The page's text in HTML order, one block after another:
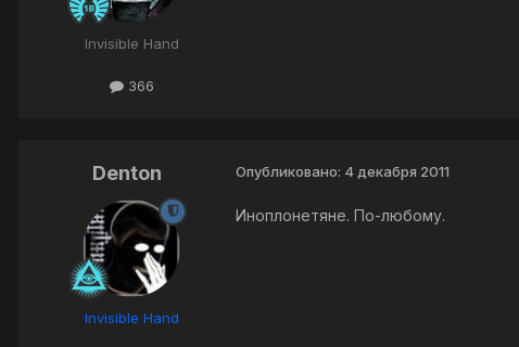
Invisible Hand
366
Denton
Invisible Hand
Опубликовано: 4 декабря 2011
Иноплонетяне. По-любому.